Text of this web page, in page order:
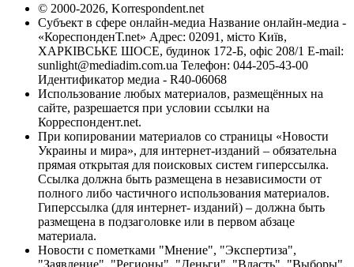
© 2000-2026, Korrespondent.net
Субъект в сфере онлайн-медиа Название онлайн-медиа -
«КореспонденТ.net» Адрес: 02091, місто Київ,
ХАРКІВСЬКЕ ШОСЕ, будинок 172-Б, офіс 208/1 E-mail:
sunlight@mediadim.com.ua Телефон: 044-205-43-00
Идентификатор медиа - R40-06068
Использование любых материалов, размещённых на
сайте, разрешается при условии ссылки на
Корреспондент.net.
При копировании материалов со страницы «Новости
Украины и мира», для интернет-изданий – обязательна
прямая открытая для поисковых систем гиперссылка.
Ссылка должна быть размещена в независимости от
полного либо частичного использования материалов.
Гиперссылка (для интернет- изданий) – должна быть
размещена в подзаголовке или в первом абзаце
материала.
Новости с пометками "Мнение", "Экспертиза",
"Заявление", "Регионы", "Деньги", "Власть", "Выборы",